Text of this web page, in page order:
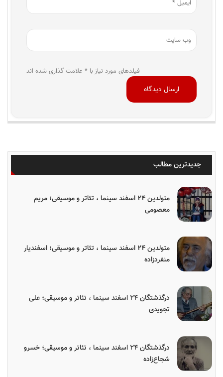
فیلدهای مورد نیاز با * علامت گذاری شده اند
جدیدترین مطالب
متولدین ۲۴ اسفند سینما ، تئاتر و موسیقی؛ مریم
معصومی
متولدین ۲۴ اسفند سینما ، تئاتر و موسیقی؛ اسفندیار
منفردزاده
درگذشتگان ۲۴ اسفند سینما ، تئاتر و موسیقی؛ علی
تجویدی
درگذشتگان ۲۴ اسفند سینما ، تئاتر و موسیقی؛ خسرو
شجاع‌زاده